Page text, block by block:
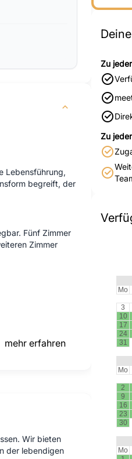
Lebensführung,
begreift, der
Fünf Zimmer
Zimmer
mehr erfahren
Wir bieten
der lebendigen
Zu
Zu